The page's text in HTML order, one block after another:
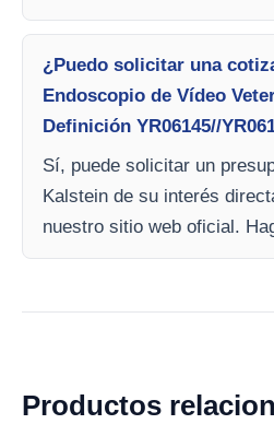
¿Puedo solicitar una
Endoscopio de Vídeo
Definición YR06145//
Sí, puede solicitar un
Kalstein de su interés
nuestro sitio web oficial.
Productos